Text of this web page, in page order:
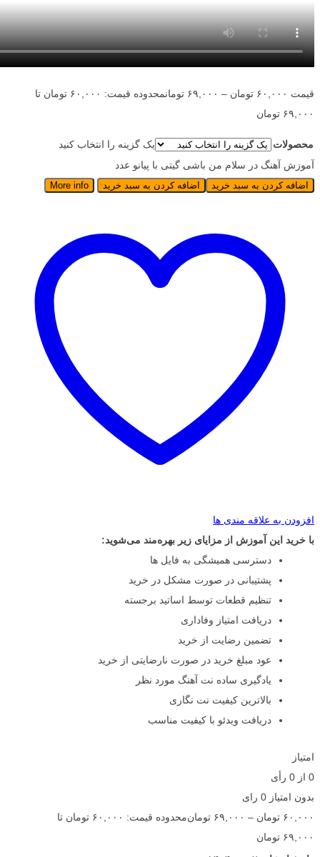
قیمت ۶۰,۰۰۰ تومان – ۶۹,۰۰۰ تومان
محدوده قیمت: ۶۰,۰۰۰ تومان تا
۶۹,۰۰۰ تومان
محصولات
یک گزینه را انتخاب کنید
آموزش آهنگ در سلام من باشی گیتی با پیانو عدد
اضافه کردن به سبد خرید اضافه کردن به سبد خرید More info
افزودن به علاقه مندی ها
با خرید این آموزش از مزایای زیر بهره‌مند می‌شوید:
دسترسی همیشگی به فایل ها
پشتیبانی در صورت مشکل در خرید
تنظیم قطعات توسط اساتید برجسته
دریافت امتیاز وفاداری
تضمین رضایت از خرید
عود مبلغ خرید در صورت نارضایتی از خرید
یادگیری ساده نت آهنگ مورد نظر
بالاترین کیفیت نت نگاری
دریافت ویدئو با کیفیت مناسب
امتیاز
0 از 0 رأی
بدون امتیاز 0 رای
۶۰,۰۰۰ تومان – ۶۹,۰۰۰ تومان
محدوده قیمت: ۶۰,۰۰۰ تومان تا
۶۹,۰۰۰ تومان